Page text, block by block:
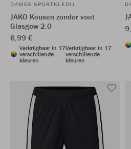
DAMES SPORTKLEDIJ
JAKO Kousen zonder voet
Glasgow 2.0
6,99 €
Verkrijgbaar in 17
verschillende
kleuren
Verkrijgbaar in 17
verschillende
kleuren